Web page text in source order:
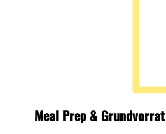
Meal Prep & Grundvorrat